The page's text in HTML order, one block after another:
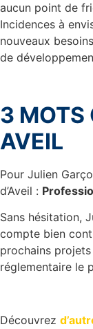
aucun point de
Incidences à
nouveaux
de
3 MOTS
AVEIL
Pour Julien
d’Aveil :
Sans hésitation,
compte bien
prochains projets
réglementaire le
Découvrez